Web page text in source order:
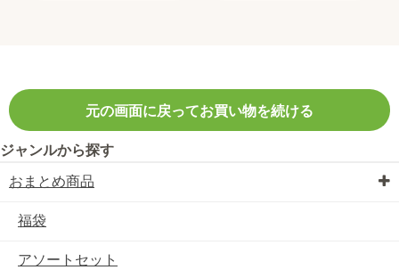
元の画面に戻ってお買い物を続ける
ジャンルから探す
おまとめ商品
福袋
アソートセット